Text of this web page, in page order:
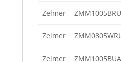
Zelmer
Zelmer
Zelmer